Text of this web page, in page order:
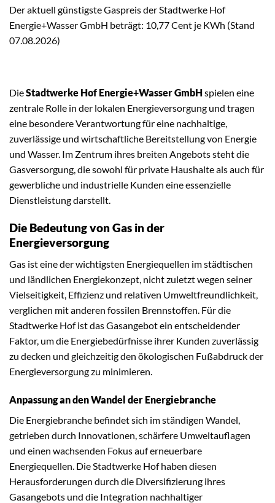
Der aktuell günstigste Gaspreis der Stadtwerke Hof
Energie+Wasser GmbH beträgt: 10,77 Cent je KWh (Stand
07.08.2026)
DieStadtwerke Hof Energie+Wasser GmbHspielen eine
zentrale Rolle in der lokalen Energieversorgung und tragen
eine besondere Verantwortung für eine nachhaltige,
zuverlässige und wirtschaftliche Bereitstellung von Energie
und Wasser. Im Zentrum ihres breiten Angebots steht die
Gasversorgung, die sowohl für private Haushalte als auch für
gewerbliche und industrielle Kunden eine essenzielle
Dienstleistung darstellt.
Die Bedeutung von Gas in der
Energieversorgung
Gas ist eine der wichtigsten Energiequellen im städtischen
und ländlichen Energiekonzept, nicht zuletzt wegen seiner
Vielseitigkeit, Effizienz und relativen Umweltfreundlichkeit,
verglichen mit anderen fossilen Brennstoffen. Für die
Stadtwerke Hof ist das Gasangebot ein entscheidender
Faktor, um die Energiebedürfnisse ihrer Kunden zuverlässig
zu decken und gleichzeitig den ökologischen Fußabdruck der
Energieversorgung zu minimieren.
Anpassung an den Wandel der Energiebranche
Die Energiebranche befindet sich im ständigen Wandel,
getrieben durch Innovationen, schärfere Umweltauflagen
und einen wachsenden Fokus auf erneuerbare
Energiequellen. Die Stadtwerke Hof haben diesen
Herausforderungen durch die Diversifizierung ihres
Gasangebots und die Integration nachhaltiger